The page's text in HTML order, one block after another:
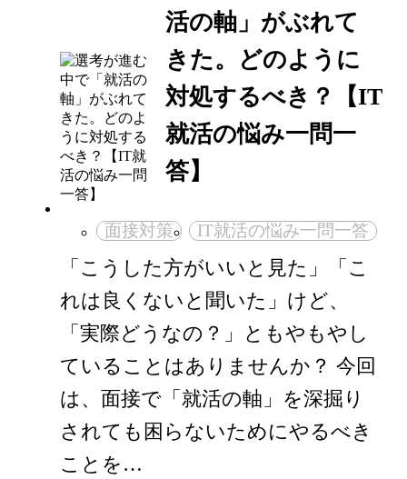
活の軸」がぶれて
きた。どのように
対処するべき？【IT
就活の悩み一問一
答】
面接対策 IT就活の悩み一問一答
「こうした方がいいと見た」「こ
れは良くないと聞いた」けど、
「実際どうなの？」ともやもやし
ていることはありませんか？ 今回
は、面接で「就活の軸」を深掘り
されても困らないためにやるべき
ことを…